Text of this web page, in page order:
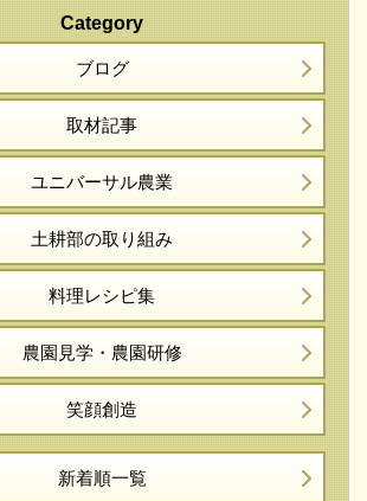
Category
ブログ
取材記事
ユニバーサル農業
土耕部の取り組み
料理レシピ集
農園見学・農園研修
笑顔創造
新着順一覧